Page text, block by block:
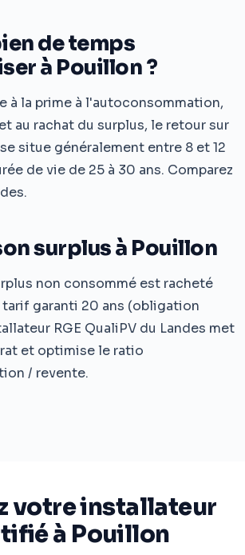
de temps
à Pouillon ?
à la prime à l'autoconsommation,
au rachat du surplus, le retour sur
situe généralement entre 8 et 12
de vie de 25 à 30 ans. Comparez
surplus à Pouillon
non consommé est racheté
tarif garanti 20 ans (obligation
RGE QualiPV du Landes met
et optimise le ratio
/ revente.
votre installateur
à Pouillon